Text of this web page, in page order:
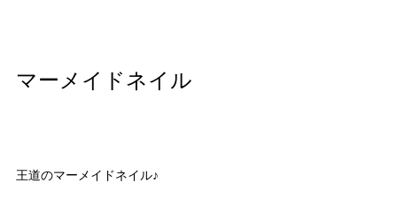
マーメイドネイル
王道のマーメイドネイル♪